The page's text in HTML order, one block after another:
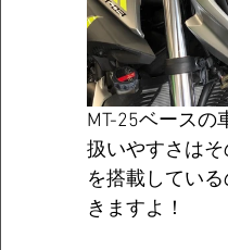
MT-25ベースの
扱いやすさは
を搭載してい
きますよ！